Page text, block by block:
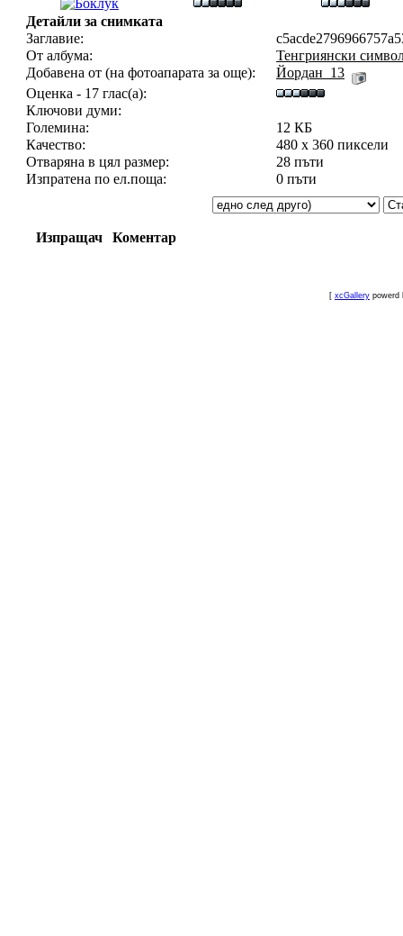
Детайли за снимката
Заглавие:
От албума:
Тенгриянски
Добавена от (на фотоапарата за още):
Йордан_13
Оценка - 17 глас(а):
Ключови думи:
Големина:
12 КБ
Качество:
480 x 360 пиксели
Отваряна в цял размер:
28 пъти
Изпратена по ел.поща:
0 пъти
Изпращач Коментар
[ xcGallery